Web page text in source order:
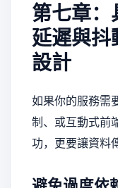
第七章：
延遲與抖
設計
如果你的服務需
制、或互動式前
功，更要讓資料